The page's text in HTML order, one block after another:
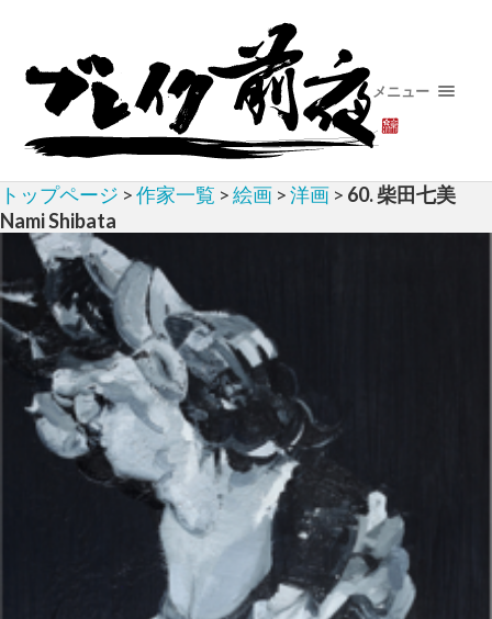
メニュー
トップページ >作家一覧 >絵画 >洋画 > 60. 柴田七美
Nami Shibata